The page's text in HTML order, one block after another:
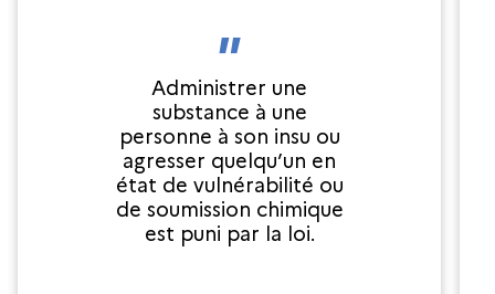
Administrer une
substance à une
personne à son insu ou
agresser quelqu’un en
état de vulnérabilité ou
de soumission chimique
est puni par la loi.